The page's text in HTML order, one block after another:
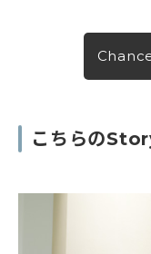
こちらの